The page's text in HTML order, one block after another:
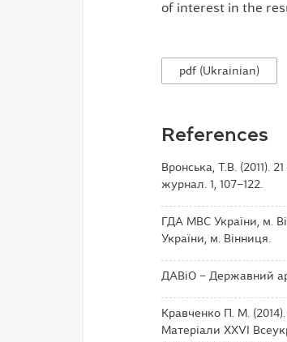
of interest in the
pdf (Ukrainian)
References
Вронська, Т.В. (2011).
журнал. 1, 107–122.
ГДА МВС України, м.
України, м. Вінниця.
ДАВіО – Державний
Кравченко П. М.
Матеріали XXVI